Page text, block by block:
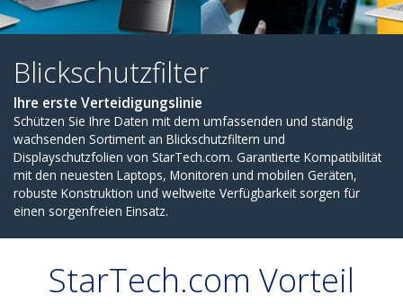
Blickschutzfilter
Ihre erste Verteidigungslinie
Schützen Sie Ihre Daten mit dem umfassenden und
wachsenden Sortiment an Blickschutzfiltern und
Displayschutzfolien von StarTech.com. Garantierte
mit den neuesten Laptops, Monitoren und mobilen
StarTech.com Vorteil